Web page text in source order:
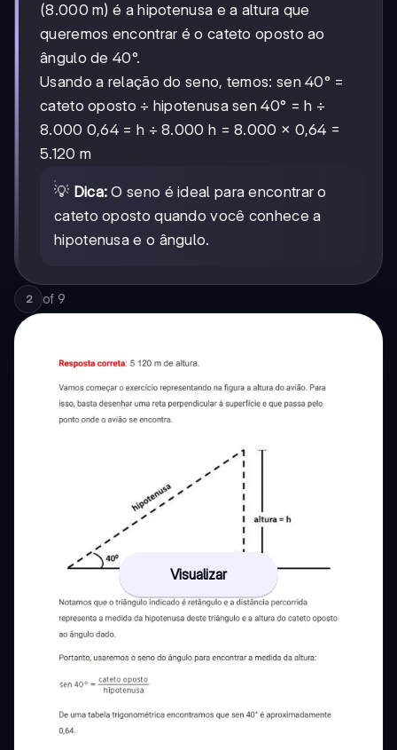
(8.000 m) é a hipotenusa e a altura que
queremos encontrar é o cateto oposto ao
ângulo de 40°.
Usando a relação do seno, temos: sen 40° =
cateto oposto ÷ hipotenusa sen 40° = h ÷
8.000 0,64 = h ÷ 8.000 h = 8.000 × 0,64 =
5.120 m
💡 Dica: O seno é ideal para encontrar o
cateto oposto quando você conhece a
hipotenusa e o ângulo.
2 of 9
Visualizar